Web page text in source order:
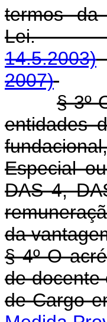
termos
14.5.2003)
2007)
§ 3º
entidades
Especial
DAS 4,
da
§ 4º O
de docente
de